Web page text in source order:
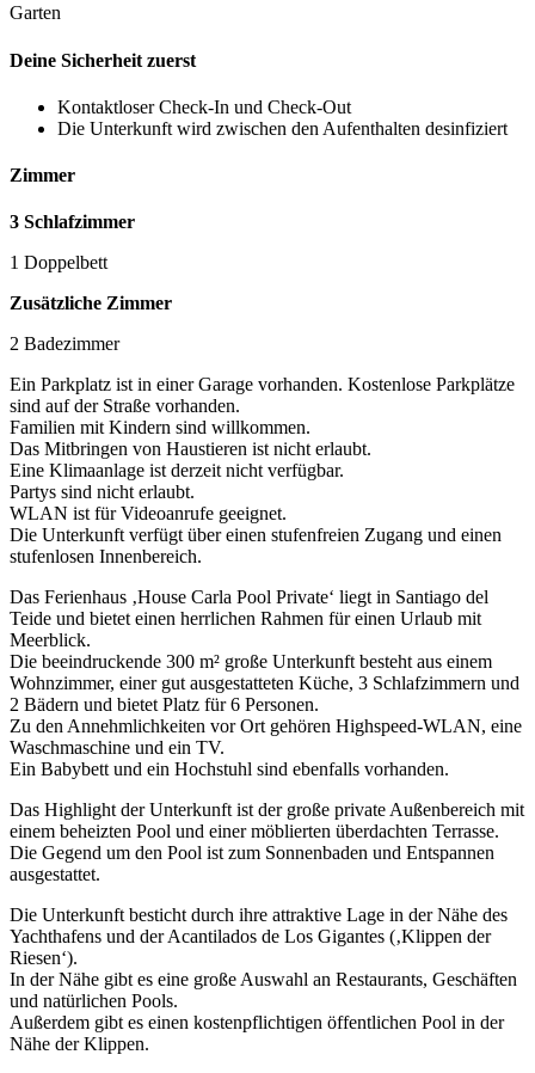
Garten
Deine Sicherheit zuerst
Kontaktloser Check-In und Check-Out
Die Unterkunft wird zwischen den Aufenthalten desinfiziert
Zimmer
3 Schlafzimmer
1 Doppelbett
Zusätzliche Zimmer
2 Badezimmer
Ein Parkplatz ist in einer Garage vorhanden. Kostenlose Parkplätze
sind auf der Straße vorhanden.
Familien mit Kindern sind willkommen.
Das Mitbringen von Haustieren ist nicht erlaubt.
Eine Klimaanlage ist derzeit nicht verfügbar.
Partys sind nicht erlaubt.
WLAN ist für Videoanrufe geeignet.
Die Unterkunft verfügt über einen stufenfreien Zugang und einen
stufenlosen Innenbereich.
Das Ferienhaus ‚House Carla Pool Private‘ liegt in Santiago del
Teide und bietet einen herrlichen Rahmen für einen Urlaub mit
Meerblick.
Die beeindruckende 300 m² große Unterkunft besteht aus einem
Wohnzimmer, einer gut ausgestatteten Küche, 3 Schlafzimmern und
2 Bädern und bietet Platz für 6 Personen.
Zu den Annehmlichkeiten vor Ort gehören Highspeed-WLAN, eine
Waschmaschine und ein TV.
Ein Babybett und ein Hochstuhl sind ebenfalls vorhanden.
Das Highlight der Unterkunft ist der große private Außenbereich mit
einem beheizten Pool und einer möblierten überdachten Terrasse.
Die Gegend um den Pool ist zum Sonnenbaden und Entspannen
ausgestattet.
Die Unterkunft besticht durch ihre attraktive Lage in der Nähe des
Yachthafens und der Acantilados de Los Gigantes (‚Klippen der
Riesen‘).
In der Nähe gibt es eine große Auswahl an Restaurants, Geschäften
und natürlichen Pools.
Außerdem gibt es einen kostenpflichtigen öffentlichen Pool in der
Nähe der Klippen.